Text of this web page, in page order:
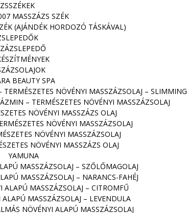
MASSZÁZS SZÉK
(AJÁNDÉK HORDOZÓ TÁSKÁVAL)
BEAUTY SPA
TERMÉSZETES NÖVÉNYI MASSZÁZSOLAJ – SLIMMING
– TERMÉSZETES NÖVÉNYI MASSZÁZSOLAJ
NÖVÉNYI MASSZÁZS OLAJ
NÖVÉNYI MASSZÁZSOLAJ
NÖVÉNYI MASSZÁZSOLAJ
NÖVÉNYI MASSZÁZS OLAJ
YAMUNA
MASSZÁZSOLAJ – SZŐLŐMAGOLAJ
MASSZÁZSOLAJ – NARANCS-FAHÉJ
ALAPÚ MASSZÁZSOLAJ – CITROMFŰ
MASSZÁZSOLAJ – LEVENDULA
NÖVÉNYI ALAPÚ MASSZÁZSOLAJ